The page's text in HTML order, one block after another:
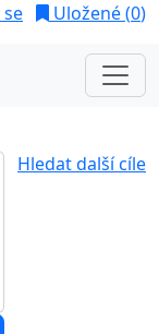
Uložené (0)
Hledat další cíle